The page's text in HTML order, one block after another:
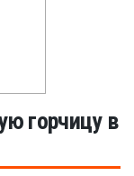
горчицу в